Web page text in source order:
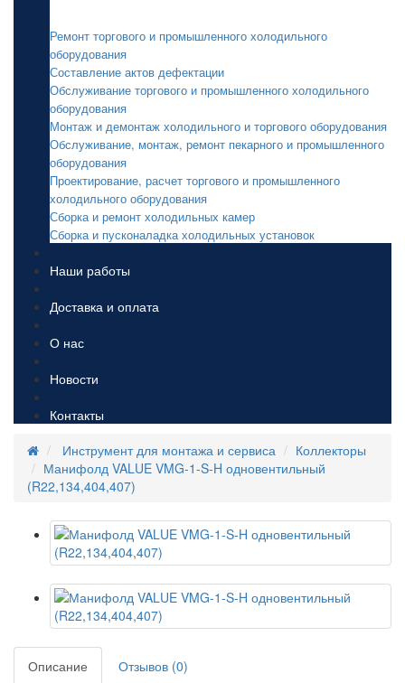
Ремонт торгового и промышленного холодильного
оборудования
Составление актов дефектации
Обслуживание торгового и промышленного холодильного
оборудования
Монтаж и демонтаж холодильного и торгового оборудования
Обслуживание, монтаж, ремонт пекарного и промышленного
оборудования
Проектирование, расчет торгового и промышленного
холодильного оборудования
Сборка и ремонт холодильных камер
Сборка и пусконаладка холодильных установок
Наши работы
Доставка и оплата
О нас
Новости
Контакты
Инструмент для монтажа и сервиса
Коллекторы
Манифолд VALUE VMG-1-S-H одновентильный
(R22,134,404,407)
Описание
Отзывов (0)